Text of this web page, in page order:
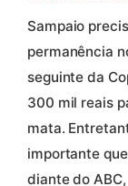
Sampaio
permanência
seguinte da
300 mil reais
mata.
importante
diante do